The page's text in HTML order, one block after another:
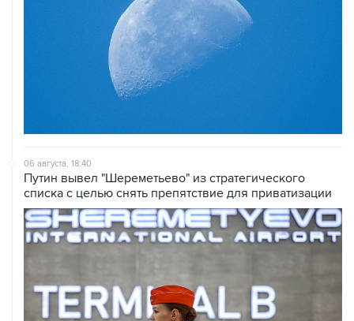
06 августа, 18:40
Путин вывел "Шереметьево" из стратегического
списка с целью снять препятствие для приватизации